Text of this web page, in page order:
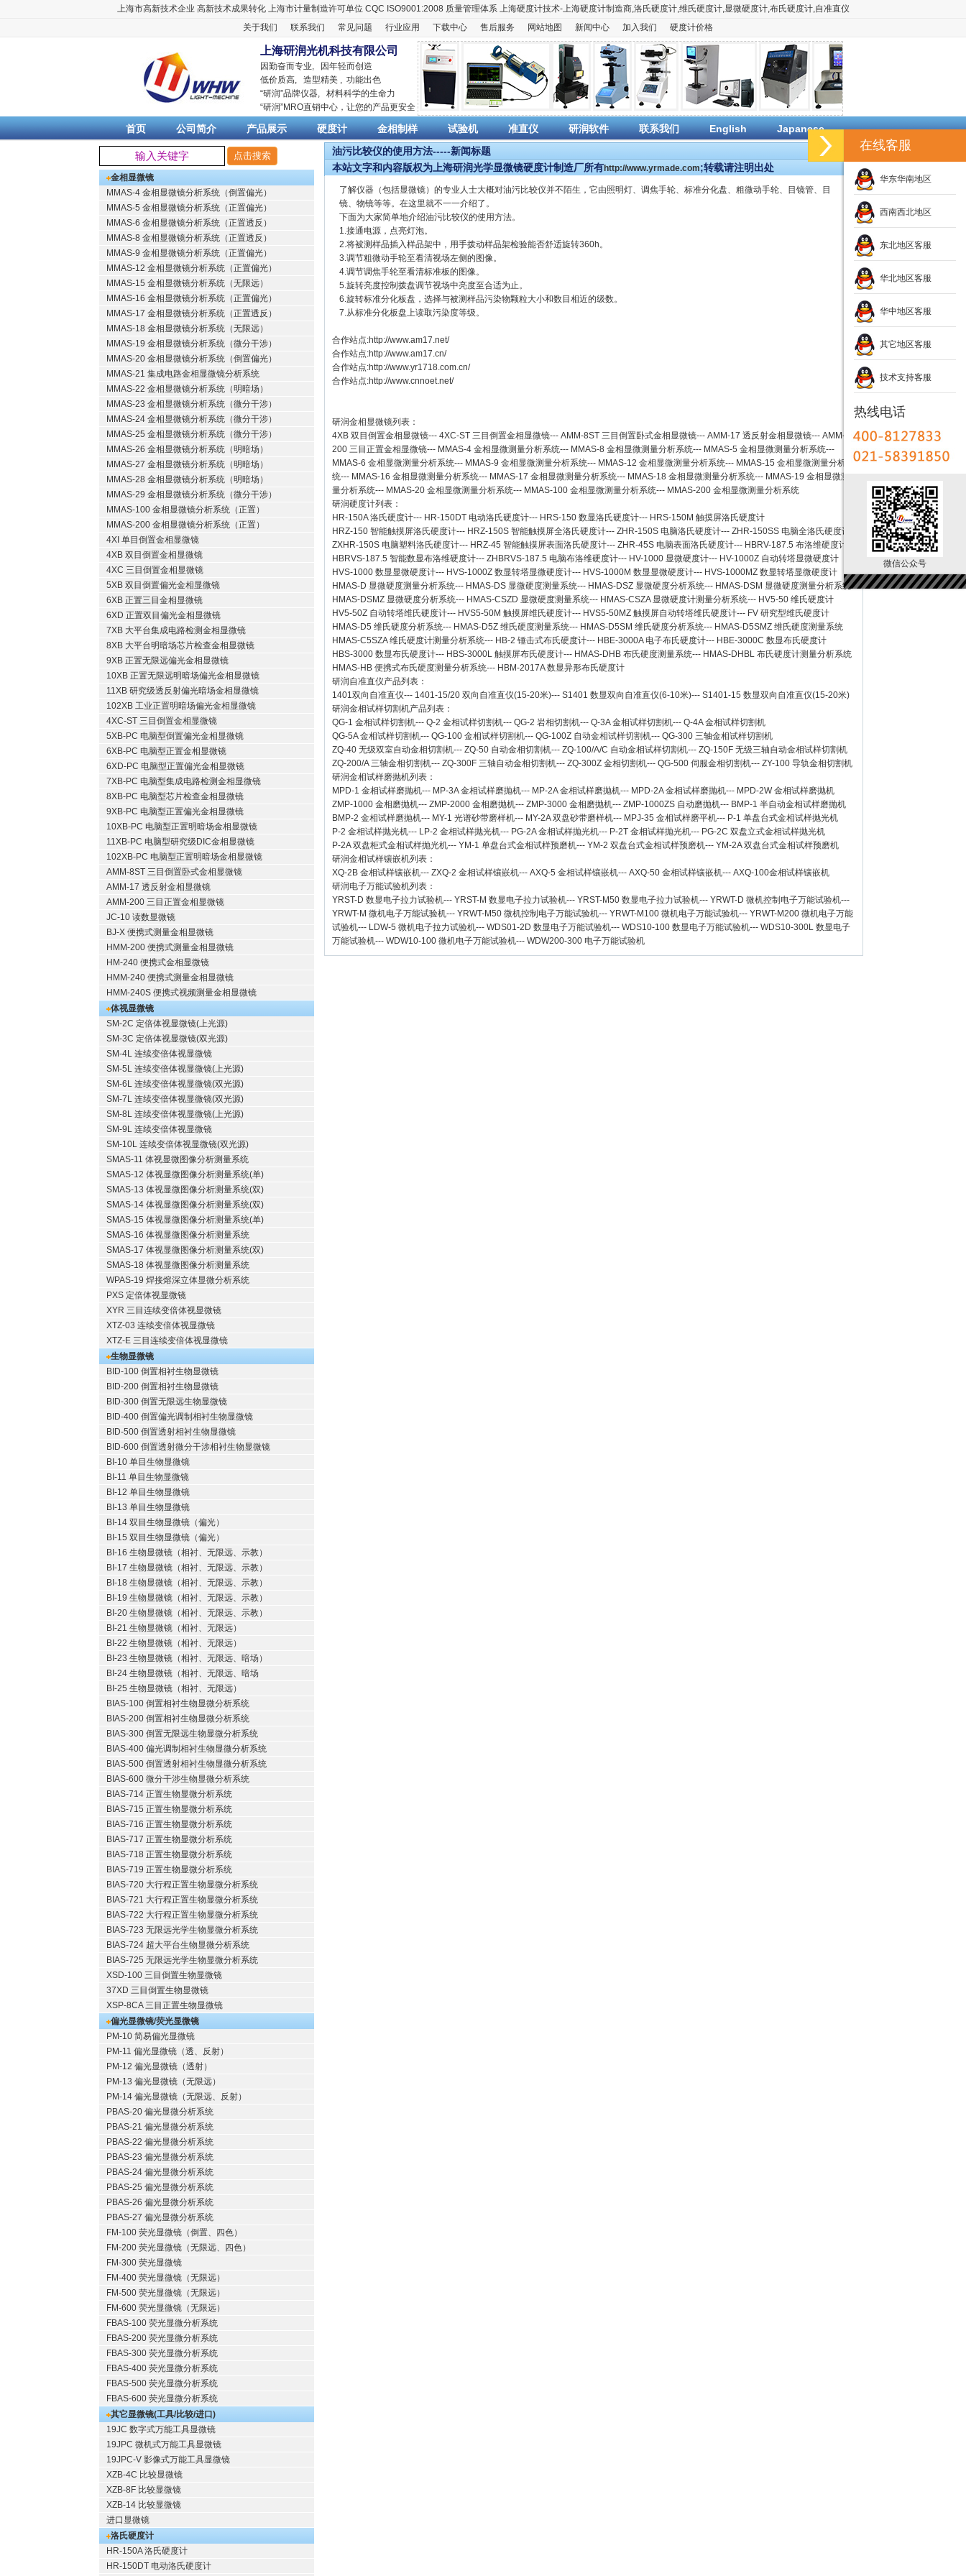
上海市高新技术企业 高新技术成果转化 上海市计量制造许可单位 CQC ISO9001:2008 质量管理体系 上海硬度计技术-上海硬度计制造商,洛氏硬度计,维氏硬度计,显微硬度计,布氏硬度计,自准直仪
关于我们
联系我们 常见问题 行业应用 下载中心 售后服务 网站地图 新闻中心 加入我们 硬度计价格
上海研润光机科技有限公司
因勤奋而专业, 因年轻而创造
低价质高, 造型精美 , 功能出色
“研润”品牌仪器, 材料科学的生命力
“研润”MRO直销中心，让您的产品更安全
首页 公司简介 产品展示 硬度计 金相制样 试验机 准直仪 研润软件 联系我们 English Japanese
金相显微镜
MMAS-4 金相显微镜分析系统（倒置偏光）
MMAS-5 金相显微镜分析系统（正置偏光）
MMAS-6 金相显微镜分析系统（正置透反）
MMAS-8 金相显微镜分析系统（正置透反）
MMAS-9 金相显微镜分析系统（正置偏光）
MMAS-12 金相显微镜分析系统（正置偏光）
MMAS-15 金相显微镜分析系统（无限远）
MMAS-16 金相显微镜分析系统（正置偏光）
MMAS-17 金相显微镜分析系统（正置透反）
MMAS-18 金相显微镜分析系统（无限远）
MMAS-19 金相显微镜分析系统（微分干涉）
MMAS-20 金相显微镜分析系统（倒置偏光）
MMAS-21 集成电路金相显微镜分析系统
MMAS-22 金相显微镜分析系统（明暗场）
MMAS-23 金相显微镜分析系统（微分干涉）
MMAS-24 金相显微镜分析系统（微分干涉）
MMAS-25 金相显微镜分析系统（微分干涉）
MMAS-26 金相显微镜分析系统（明暗场）
MMAS-27 金相显微镜分析系统（明暗场）
MMAS-28 金相显微镜分析系统（明暗场）
MMAS-29 金相显微镜分析系统（微分干涉）
MMAS-100 金相显微镜分析系统（正置）
MMAS-200 金相显微镜分析系统（正置）
4XI 单目倒置金相显微镜
4XB 双目倒置金相显微镜
4XC 三目倒置金相显微镜
5XB 双目倒置偏光金相显微镜
6XB 正置三目金相显微镜
6XD 正置双目偏光金相显微镜
7XB 大平台集成电路检测金相显微镜
8XB 大平台明暗场芯片检查金相显微镜
9XB 正置无限远偏光金相显微镜
10XB 正置无限远明暗场偏光金相显微镜
11XB 研究级透反射偏光暗场金相显微镜
102XB 工业正置明暗场偏光金相显微镜
4XC-ST 三目倒置金相显微镜
5XB-PC 电脑型倒置偏光金相显微镜
6XB-PC 电脑型正置金相显微镜
6XD-PC 电脑型正置偏光金相显微镜
7XB-PC 电脑型集成电路检测金相显微镜
8XB-PC 电脑型芯片检查金相显微镜
9XB-PC 电脑型正置偏光金相显微镜
10XB-PC 电脑型正置明暗场金相显微镜
11XB-PC 电脑型研究级DIC金相显微镜
102XB-PC 电脑型正置明暗场金相显微镜
AMM-8ST 三目倒置卧式金相显微镜
AMM-17 透反射金相显微镜
AMM-200 三目正置金相显微镜
JC-10 读数显微镜
BJ-X 便携式测量金相显微镜
HMM-200 便携式测量金相显微镜
HM-240 便携式金相显微镜
HMM-240 便携式测量金相显微镜
HMM-240S 便携式视频测量金相显微镜
体视显微镜
SM-2C 定倍体视显微镜(上光源)
SM-3C 定倍体视显微镜(双光源)
SM-4L 连续变倍体视显微镜
SM-5L 连续变倍体视显微镜(上光源)
SM-6L 连续变倍体视显微镜(双光源)
SM-7L 连续变倍体视显微镜(双光源)
SM-8L 连续变倍体视显微镜(上光源)
SM-9L 连续变倍体视显微镜
SM-10L 连续变倍体视显微镜(双光源)
SMAS-11 体视显微图像分析测量系统
SMAS-12 体视显微图像分析测量系统(单)
SMAS-13 体视显微图像分析测量系统(双)
SMAS-14 体视显微图像分析测量系统(双)
SMAS-15 体视显微图像分析测量系统(单)
SMAS-16 体视显微图像分析测量系统
SMAS-17 体视显微图像分析测量系统(双)
SMAS-18 体视显微图像分析测量系统
WPAS-19 焊接熔深立体显微分析系统
PXS 定倍体视显微镜
XYR 三目连续变倍体视显微镜
XTZ-03 连续变倍体视显微镜
XTZ-E 三目连续变倍体视显微镜
生物显微镜
BID-100 倒置相衬生物显微镜
BID-200 倒置相衬生物显微镜
BID-300 倒置无限远生物显微镜
BID-400 倒置偏光调制相衬生物显微镜
BID-500 倒置透射相衬生物显微镜
BID-600 倒置透射微分干涉相衬生物显微镜
BI-10 单目生物显微镜
BI-11 单目生物显微镜
BI-12 单目生物显微镜
BI-13 单目生物显微镜
BI-14 双目生物显微镜（偏光）
BI-15 双目生物显微镜（偏光）
BI-16 生物显微镜（相衬、无限远、示教）
BI-17 生物显微镜（相衬、无限远、示教）
BI-18 生物显微镜（相衬、无限远、示教）
BI-19 生物显微镜（相衬、无限远、示教）
BI-20 生物显微镜（相衬、无限远、示教）
BI-21 生物显微镜（相衬、无限远）
BI-22 生物显微镜（相衬、无限远）
BI-23 生物显微镜（相衬、无限远、暗场）
BI-24 生物显微镜（相衬、无限远、暗场
BI-25 生物显微镜（相衬、无限远）
BIAS-100 倒置相衬生物显微分析系统
BIAS-200 倒置相衬生物显微分析系统
BIAS-300 倒置无限远生物显微分析系统
BIAS-400 偏光调制相衬生物显微分析系统
BIAS-500 倒置透射相衬生物显微分析系统
BIAS-600 微分干涉生物显微分析系统
BIAS-714 正置生物显微分析系统
BIAS-715 正置生物显微分析系统
BIAS-716 正置生物显微分析系统
BIAS-717 正置生物显微分析系统
BIAS-718 正置生物显微分析系统
BIAS-719 正置生物显微分析系统
BIAS-720 大行程正置生物显微分析系统
BIAS-721 大行程正置生物显微分析系统
BIAS-722 大行程正置生物显微分析系统
BIAS-723 无限远光学生物显微分析系统
BIAS-724 超大平台生物显微分析系统
BIAS-725 无限远光学生物显微分析系统
XSD-100 三目倒置生物显微镜
37XD 三目倒置生物显微镜
XSP-8CA 三目正置生物显微镜
偏光显微镜/荧光显微镜
PM-10 简易偏光显微镜
PM-11 偏光显微镜（透、反射）
PM-12 偏光显微镜（透射）
PM-13 偏光显微镜（无限远）
PM-14 偏光显微镜（无限远、反射）
PBAS-20 偏光显微分析系统
PBAS-21 偏光显微分析系统
PBAS-22 偏光显微分析系统
PBAS-23 偏光显微分析系统
PBAS-24 偏光显微分析系统
PBAS-25 偏光显微分析系统
PBAS-26 偏光显微分析系统
PBAS-27 偏光显微分析系统
FM-100 荧光显微镜（倒置、四色）
FM-200 荧光显微镜（无限远、四色）
FM-300 荧光显微镜
FM-400 荧光显微镜（无限远）
FM-500 荧光显微镜（无限远）
FM-600 荧光显微镜（无限远）
FBAS-100 荧光显微分析系统
FBAS-200 荧光显微分析系统
FBAS-300 荧光显微分析系统
FBAS-400 荧光显微分析系统
FBAS-500 荧光显微分析系统
FBAS-600 荧光显微分析系统
其它显微镜(工具/比较/进口)
19JC 数字式万能工具显微镜
19JPC 微机式万能工具显微镜
19JPC-V 影像式万能工具显微镜
XZB-4C 比较显微镜
XZB-8F 比较显微镜
XZB-14 比较显微镜
进口显微镜
洛氏硬度计
HR-150A 洛氏硬度计
HR-150DT 电动洛氏硬度计
油污比较仪的使用方法-----新闻标题
本站文字和内容版权为上海研润光学显微镜硬度计制造厂所有http://www.yrmade.com;转载请注明出处
了解仪器（包括显微镜）的专业人士大概对油污比较仪并不陌生，它由照明灯、调焦手轮、标准分化盘、粗微动手轮、目镜管、目
镜、物镜等等。在这里就不一一介绍了。
下面为大家简单地介绍油污比较仪的使用方法。
1.接通电源，点亮灯泡。
2.将被测样品插入样品架中，用手拨动样品架检验能否舒适旋转360h。
3.调节粗微动手轮至看清视场左侧的图像。
4.调节调焦手轮至看清标准板的图像。
5.旋转亮度控制拨盘调节视场中亮度至合适为止。
6.旋转标准分化板盘，选择与被测样品污染物颗粒大小和数目相近的级数。
7.从标准分化板盘上读取污染度等级。
合作站点:http://www.am17.net/
合作站点:http://www.am17.cn/
合作站点:http://www.yr1718.com.cn/
合作站点:http://www.cnnoet.net/
研润金相显微镜列表：
4XB 双目倒置金相显微镜--- 4XC-ST 三目倒置金相显微镜--- AMM-8ST 三目倒置卧式金相显微镜--- AMM-17 透反射金相显微镜--- AMM-
200 三目正置金相显微镜--- MMAS-4 金相显微测量分析系统--- MMAS-8 金相显微测量分析系统--- MMAS-5 金相显微测量分析系统---
MMAS-6 金相显微测量分析系统--- MMAS-9 金相显微测量分析系统--- MMAS-12 金相显微测量分析系统--- MMAS-15 金相显微测量分析系
统--- MMAS-16 金相显微测量分析系统--- MMAS-17 金相显微测量分析系统--- MMAS-18 金相显微测量分析系统--- MMAS-19 金相显微测
量分析系统--- MMAS-20 金相显微测量分析系统--- MMAS-100 金相显微测量分析系统--- MMAS-200 金相显微测量分析系统
研润硬度计列表：
HR-150A 洛氏硬度计--- HR-150DT 电动洛氏硬度计--- HRS-150 数显洛氏硬度计--- HRS-150M 触摸屏洛氏硬度计
HRZ-150 智能触摸屏洛氏硬度计--- HRZ-150S 智能触摸屏全洛氏硬度计--- ZHR-150S 电脑洛氏硬度计--- ZHR-150SS 电脑全洛氏硬度计
ZXHR-150S 电脑塑料洛氏硬度计--- HRZ-45 智能触摸屏表面洛氏硬度计--- ZHR-45S 电脑表面洛氏硬度计--- HBRV-187.5 布洛维硬度计
HBRVS-187.5 智能数显布洛维硬度计--- ZHBRVS-187.5 电脑布洛维硬度计--- HV-1000 显微硬度计--- HV-1000Z 自动转塔显微硬度计
HVS-1000 数显显微硬度计--- HVS-1000Z 数显转塔显微硬度计--- HVS-1000M 数显显微硬度计--- HVS-1000MZ 数显转塔显微硬度计
HMAS-D 显微硬度测量分析系统--- HMAS-DS 显微硬度测量系统--- HMAS-DSZ 显微硬度分析系统--- HMAS-DSM 显微硬度测量分析系统
HMAS-DSMZ 显微硬度分析系统--- HMAS-CSZD 显微硬度测量系统--- HMAS-CSZA 显微硬度计测量分析系统--- HV5-50 维氏硬度计
HV5-50Z 自动转塔维氏硬度计--- HVS5-50M 触摸屏维氏硬度计--- HVS5-50MZ 触摸屏自动转塔维氏硬度计--- FV 研究型维氏硬度计
HMAS-D5 维氏硬度分析系统--- HMAS-D5Z 维氏硬度测量系统--- HMAS-D5SM 维氏硬度分析系统--- HMAS-D5SMZ 维氏硬度测量系统
HMAS-C5SZA 维氏硬度计测量分析系统--- HB-2 锤击式布氏硬度计--- HBE-3000A 电子布氏硬度计--- HBE-3000C 数显布氏硬度计
HBS-3000 数显布氏硬度计--- HBS-3000L 触摸屏布氏硬度计--- HMAS-DHB 布氏硬度测量系统--- HMAS-DHBL 布氏硬度计测量分析系统
HMAS-HB 便携式布氏硬度测量分析系统--- HBM-2017A 数显异形布氏硬度计
研润自准直仪产品列表：
1401双向自准直仪--- 1401-15/20 双向自准直仪(15-20米)--- S1401 数显双向自准直仪(6-10米)--- S1401-15 数显双向自准直仪(15-20米)
研润金相试样切割机产品列表：
QG-1 金相试样切割机--- Q-2 金相试样切割机--- QG-2 岩相切割机--- Q-3A 金相试样切割机--- Q-4A 金相试样切割机
QG-5A 金相试样切割机--- QG-100 金相试样切割机--- QG-100Z 自动金相试样切割机--- QG-300 三轴金相试样切割机
ZQ-40 无级双室自动金相切割机--- ZQ-50 自动金相切割机--- ZQ-100/A/C 自动金相试样切割机--- ZQ-150F 无级三轴自动金相试样切割机
ZQ-200/A 三轴金相切割机--- ZQ-300F 三轴自动金相切割机--- ZQ-300Z 金相切割机--- QG-500 伺服金相切割机--- ZY-100 导轨金相切割机
研润金相试样磨抛机列表：
MPD-1 金相试样磨抛机--- MP-3A 金相试样磨抛机--- MP-2A 金相试样磨抛机--- MPD-2A 金相试样磨抛机--- MPD-2W 金相试样磨抛机
ZMP-1000 金相磨抛机--- ZMP-2000 金相磨抛机--- ZMP-3000 金相磨抛机--- ZMP-1000ZS 自动磨抛机--- BMP-1 半自动金相试样磨抛机
BMP-2 金相试样磨抛机--- MY-1 光谱砂带磨样机--- MY-2A 双盘砂带磨样机--- MPJ-35 金相试样磨平机--- P-1 单盘台式金相试样抛光机
P-2 金相试样抛光机--- LP-2 金相试样抛光机--- PG-2A 金相试样抛光机--- P-2T 金相试样抛光机--- PG-2C 双盘立式金相试样抛光机
P-2A 双盘柜式金相试样抛光机--- YM-1 单盘台式金相试样预磨机--- YM-2 双盘台式金相试样预磨机--- YM-2A 双盘台式金相试样预磨机
研润金相试样镶嵌机列表：
XQ-2B 金相试样镶嵌机--- ZXQ-2 金相试样镶嵌机--- AXQ-5 金相试样镶嵌机--- AXQ-50 金相试样镶嵌机--- AXQ-100金相试样镶嵌机
研润电子万能试验机列表：
YRST-D 数显电子拉力试验机--- YRST-M 数显电子拉力试验机--- YRST-M50 数显电子拉力试验机--- YRWT-D 微机控制电子万能试验机---
YRWT-M 微机电子万能试验机--- YRWT-M50 微机控制电子万能试验机--- YRWT-M100 微机电子万能试验机--- YRWT-M200 微机电子万能
试验机--- LDW-5 微机电子拉力试验机--- WDS01-2D 数显电子万能试验机--- WDS10-100 数显电子万能试验机--- WDS10-300L 数显电子
万能试验机--- WDW10-100 微机电子万能试验机--- WDW200-300 电子万能试验机
在线客服
华东华南地区
西南西北地区
东北地区客服
华北地区客服
华中地区客服
其它地区客服
技术支持客服
热线电话
微信公众号